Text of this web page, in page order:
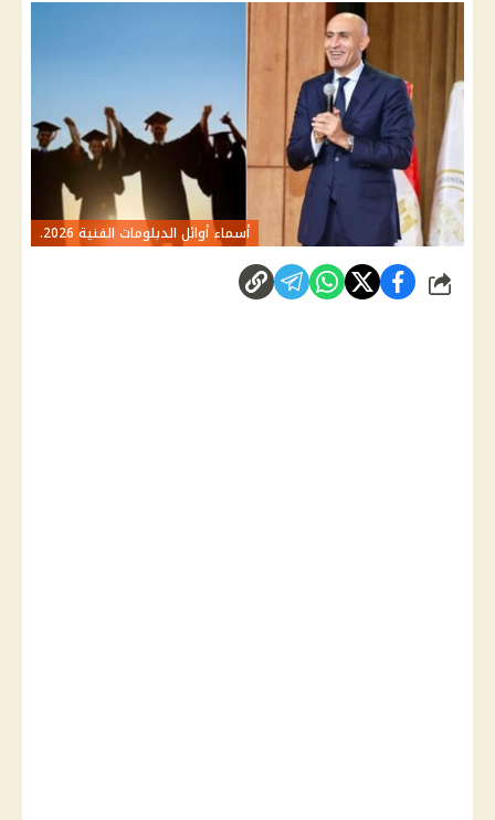
أسماء أوائل الدبلومات الفنية 2026.
شارك